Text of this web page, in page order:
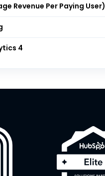
Revenue Per Paying User)
4